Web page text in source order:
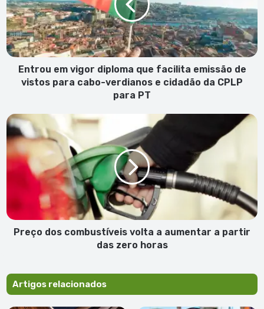
que
facilita
emissão
de
vistos
para
cabo-
cidadão
da
CPLP
para
Entrou em vigor diploma que facilita emissão de
vistos para cabo-verdianos e cidadão da CPLP
para PT
Preço
dos
combustíveis
volta
aumentar
das
zero
Preço dos combustíveis volta a aumentar a partir
das zero horas
Artigos relacionados